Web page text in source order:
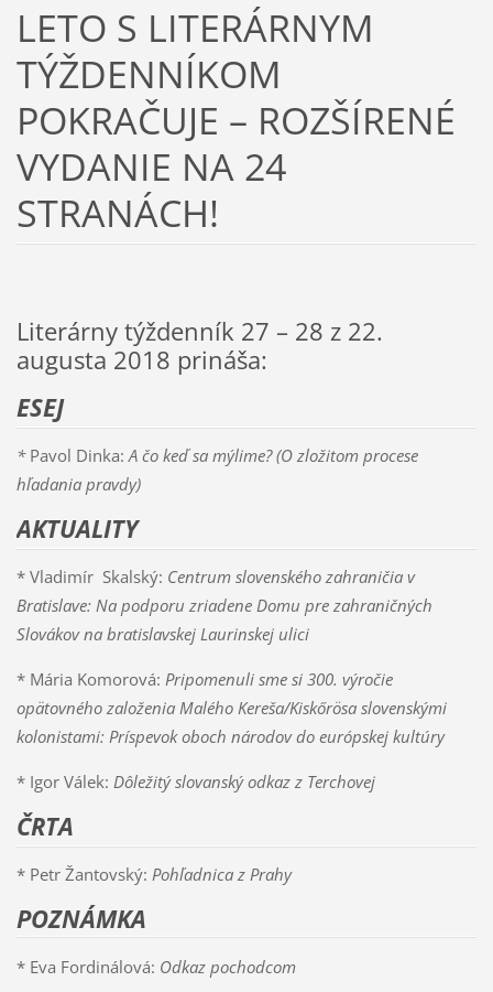
LETO S LITERÁRNYM
TÝŽDENNÍKOM
POKRAČUJE – ROZŠÍRENÉ
VYDANIE NA 24
STRANÁCH!
Literárny týždenník 27 – 28 z 22.
augusta 2018 prináša:
ESEJ
* Pavol Dinka: A čo keď sa mýlime? (O zložitom procese
hľadania pravdy)
AKTUALITY
* Vladimír Skalský: Centrum slovenského zahraničia v
Bratislave: Na podporu zriadene Domu pre zahraničných
Slovákov na bratislavskej Laurinskej ulici
* Mária Komorová: Pripomenuli sme si 300. výročie
opätovného založenia Malého Kereša/Kiskőrösa slovenskými
kolonistami: Príspevok oboch národov do európskej kultúry
* Igor Válek: Dôležitý slovanský odkaz z Terchovej
ČRTA
* Petr Žantovský: Pohľadnica z Prahy
POZNÁMKA
* Eva Fordinálová: Odkaz pochodcom